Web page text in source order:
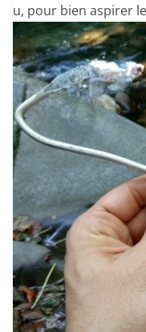
pour bien aspirer